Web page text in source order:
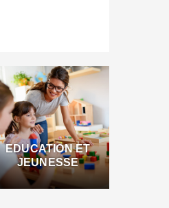
EDUCATION ET
JEUNESSE